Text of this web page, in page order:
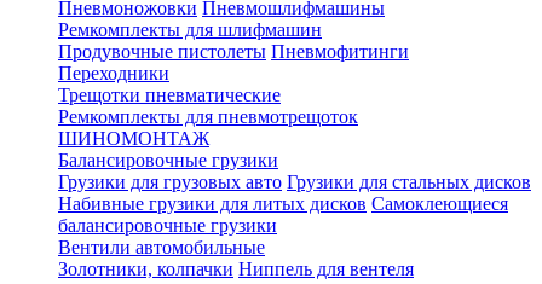
Пневмоножовки Пневмошлифмашины
Ремкомплекты для шлифмашин
Продувочные пистолеты Пневмофитинги
Переходники
Трещотки пневматические
Ремкомплекты для пневмотрещоток
ШИНОМОНТАЖ
Балансировочные грузики
Грузики для грузовых авто Грузики для стальных дисков
Набивные грузики для литых дисков Самоклеющиеся
балансировочные грузики
Вентили автомобильные
Золотники, колпачки Ниппель для вентеля